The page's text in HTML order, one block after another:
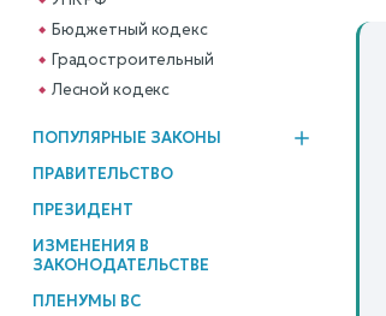
Бюджетный кодекс
Градостроительный
Лесной кодекс
ПОПУЛЯРНЫЕ ЗАКОНЫ
ПРАВИТЕЛЬСТВО
ПРЕЗИДЕНТ
ИЗМЕНЕНИЯ В
ЗАКОНОДАТЕЛЬСТВЕ
ПЛЕНУМЫ ВС